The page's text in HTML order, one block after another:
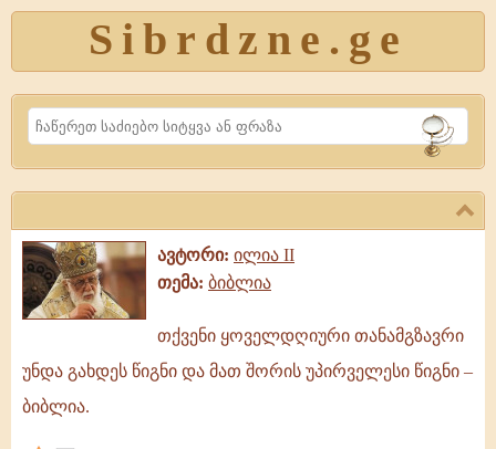
Sibrdzne.ge
Search
ავტორი: ილია II
თემა: ბიბლია
ყოველდღიური
თანამგზავრი
თქვენი ყოველდღიური თანამგზავრი
უნდა გახდეს წიგნი და მათ შორის უპირველესი წიგნი –
ბიბლია.